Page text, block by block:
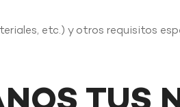
etc.) y otros requisitos